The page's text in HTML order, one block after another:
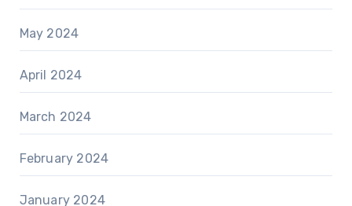
May 2024
April 2024
March 2024
February 2024
January 2024